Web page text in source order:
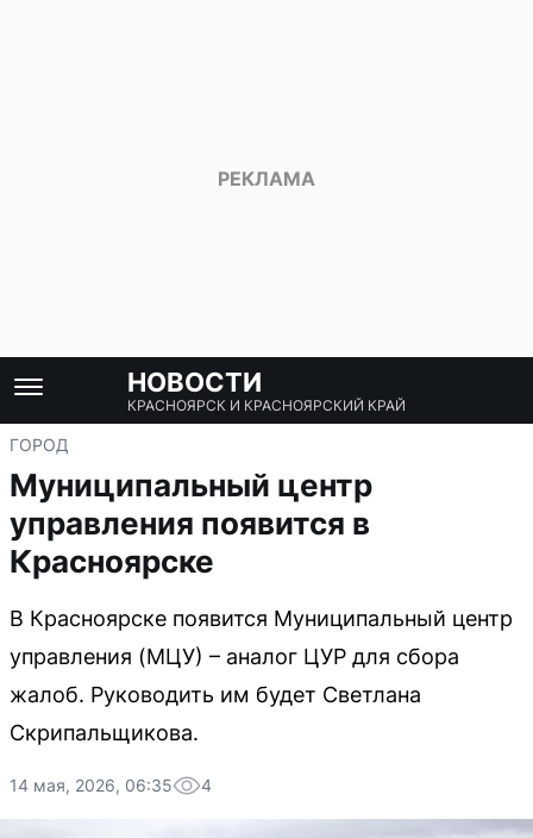
НОВОСТИ
КРАСНОЯРСК И КРАСНОЯРСКИЙ КРАЙ
ГОРОД
Муниципальный центр
управления появится в
Красноярске
В Красноярске появится Муниципальный центр
управления (МЦУ) – аналог ЦУР для сбора
жалоб. Руководить им будет Светлана
Скрипальщикова.
14 мая, 2026, 06:35 4